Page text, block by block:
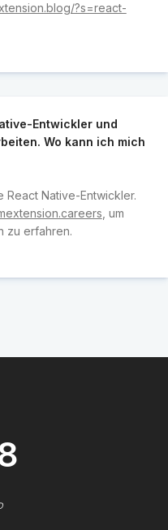
?s=react-
Entwickler und
Wo kann ich mich
Native-Entwickler.
, um
zu erfahren.